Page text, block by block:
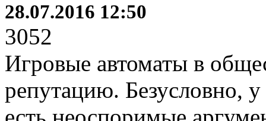
28.07.2016 12:50
3052
Игровые автоматы в
репутацию. Безусловно,